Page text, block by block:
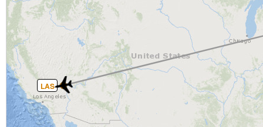
LAS